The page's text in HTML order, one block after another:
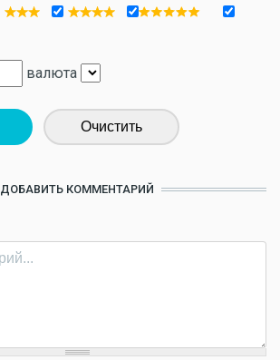
валюта
Очистить
ДОБАВИТЬ КОММЕНТАРИЙ